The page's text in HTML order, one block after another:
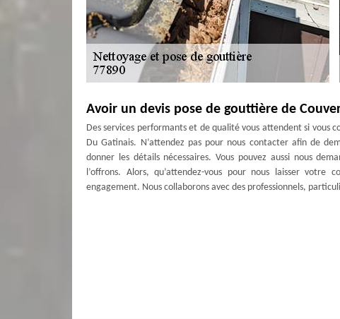
Avoir un devis pose de gouttière de
Des services performants et de qualité vous attendent si
Du Gatinais. N’attendez pas pour nous contacter afin de
donner les détails nécessaires. Vous pouvez aussi nous
l’offrons. Alors, qu’attendez-vous pour nous laisser
engagement. Nous collaborons avec des professionnels,